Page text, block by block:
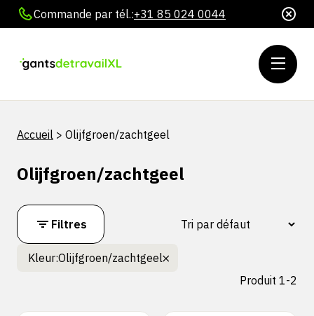
Commande par tél.:+31 85 024 0044
Accueil > Olijfgroen/zachtgeel
Olijfgroen/zachtgeel
Filtres
Kleur:Olijfgroen/zachtgeel
Produit 1-2